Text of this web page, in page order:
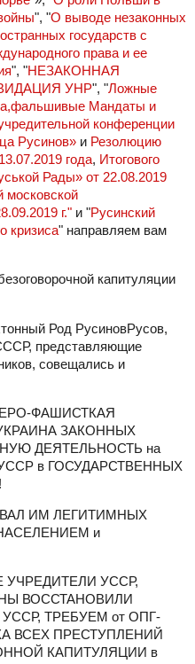
", "О выводе незаконных
государств с
права и ее
", "НЕЗАКОННАЯ
УНР", "Ложные
Мандаты и
конференции
Русинов»и Резолюцию
года, Итогового
Рады» от 22.08.2019
московской
г."и "Русинский
кризиса" направляем вам
капитуляции
Род РусиновРусов,
представляющие
совещались и
ФАШИСТКАЯ
ЗАКОННЫХ
ДЕЯТЕЛЬНОСТЬ на
в ГОСУДАРСТВЕННЫХ
ИМ ЛЕГИТИМНЫХ
и
УЧРЕДИТЕЛИ УССР,
ВОССТАНОВИЛИ
ТРЕБУЕМ от ОПГ-
ВСЕХ ПРЕСТУПЛЕНИЙ
КАПИТУЛЯЦИИ в